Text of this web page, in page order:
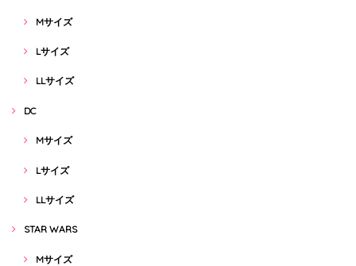
Mサイズ
Lサイズ
LLサイズ
DC
Mサイズ
Lサイズ
LLサイズ
STAR WARS
Mサイズ